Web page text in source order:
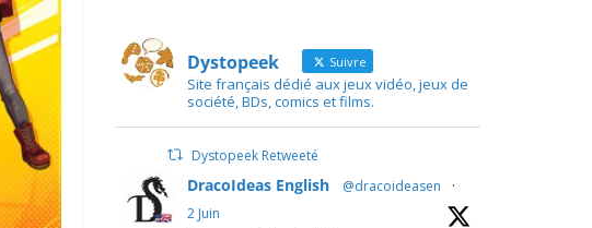
Dystopeek Suivre
Site français dédié aux jeux vidéo, jeux de
société, BDs, comics et films.
Dystopeek Retweeté
DracoIdeas English @dracoideasen
·
2 Juin